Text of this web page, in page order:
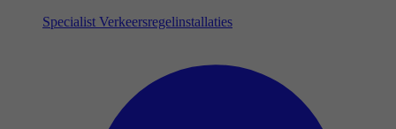
Specialist Verkeersregelinstallaties